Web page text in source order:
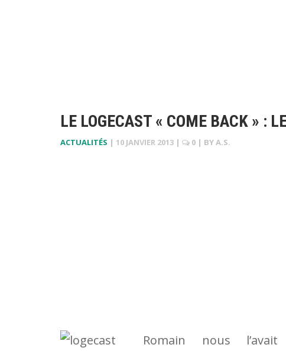
LE LOGECAST « COME BACK » :
ACTUALITÉS | 10 JANVIER 2013 | 0 | BYA.S.
Romain nous